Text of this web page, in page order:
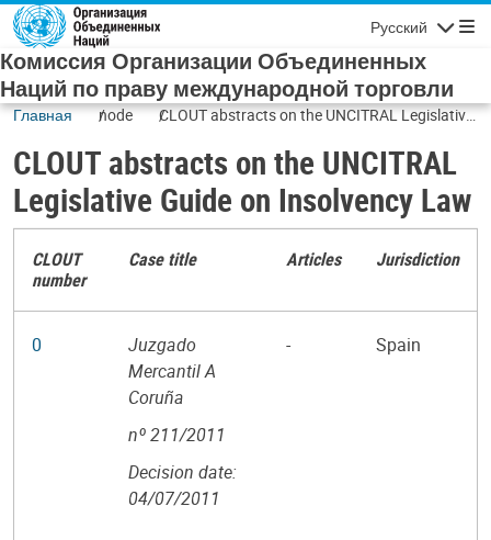
Skip to main content
Русский
Комиссия Организации Объединенных
Наций по праву международной торговли
Главная node
CLOUT abstracts on the UNCITRAL Legislative
CLOUT abstracts on the UNCITRAL
Legislative Guide on Insolvency Law
CLOUT
number
Case title Articles Jurisdiction
0
Juzgado
Mercantil A
Coruña
nº 211/2011
Decision date:
04/07/2011
- Spain